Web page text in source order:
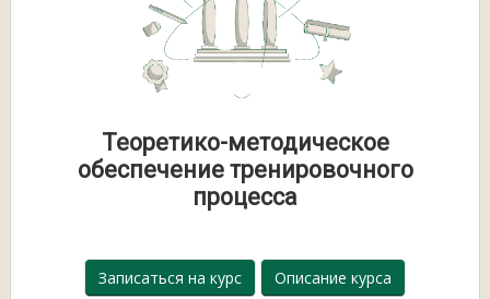
Теоретико-методическое
обеспечение тренировочного
процесса
Записаться на курс Описание курса